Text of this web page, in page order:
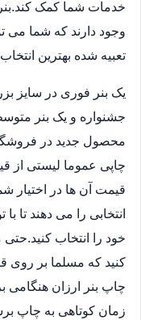
خدمات شما کمک
وجود دارند که شما می
تعبیه شده بهترین
یک بنر فوری در سایز
جشنواره و یک بنر
محصول جدید در
چاپی عموما لیستی از
قیمت آن ها در اختیار
انتخابی را می دهند تا
خود را انتخاب
کنید که مسلما بر روی
چاپ بنر ارزان هنگامی
زمان کوتاهی به چاپ